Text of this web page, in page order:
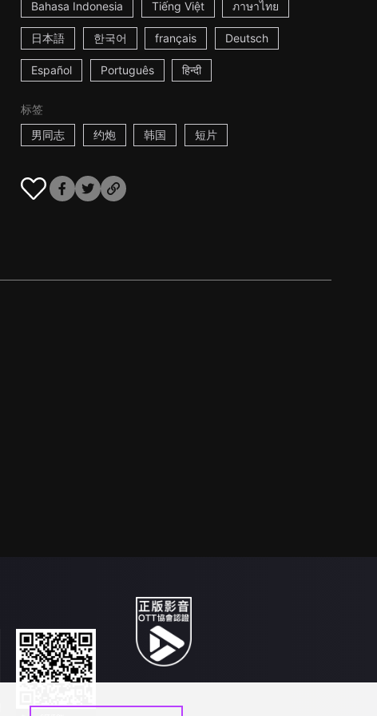
Bahasa Indonesia Tiếng Việt ภาษาไทย
日本語 한국어 français Deutsch
Español Português हिन्दी
标签
男同志
约炮 韩国 短片